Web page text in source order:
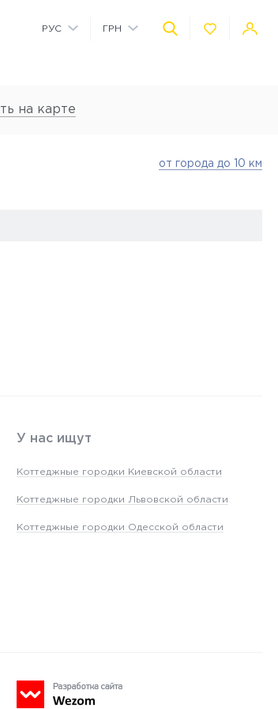
РУС ГРН
на карте
от города до 10 км
У нас ищут
Коттеджные городки Киевской области
Коттеджные городки Львовской области
Коттеджные городки Одесской области